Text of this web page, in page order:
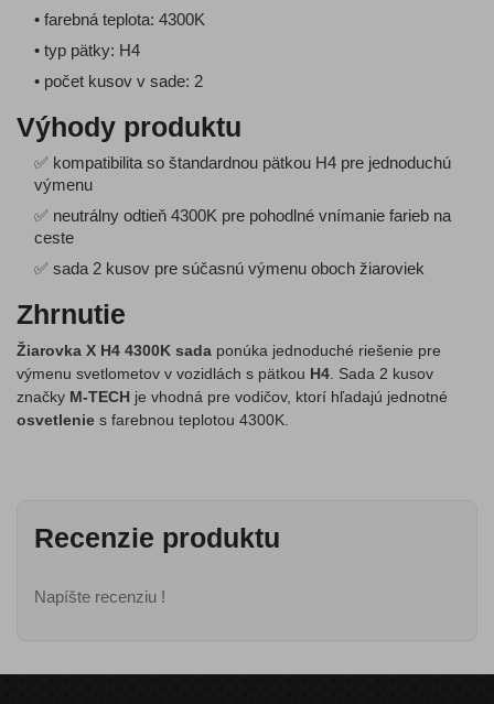
• farebná teplota: 4300K
• typ pätky: H4
• počet kusov v sade: 2
Výhody produktu
✅ kompatibilita so štandardnou pätkou H4 pre jednoduchú
výmenu
✅ neutrálny odtieň 4300K pre pohodlné vnímanie farieb na
ceste
✅ sada 2 kusov pre súčasnú výmenu oboch žiaroviek
Zhrnutie
Žiarovka X H4 4300K sada ponúka jednoduché riešenie pre
výmenu svetlometov v vozidlách s pätkou H4 . Sada 2 kusov
značky M-TECH je vhodná pre vodičov, ktorí hľadajú jednotné
osvetlenie s farebnou teplotou 4300K.
Recenzie produktu
Napíšte recenziu !